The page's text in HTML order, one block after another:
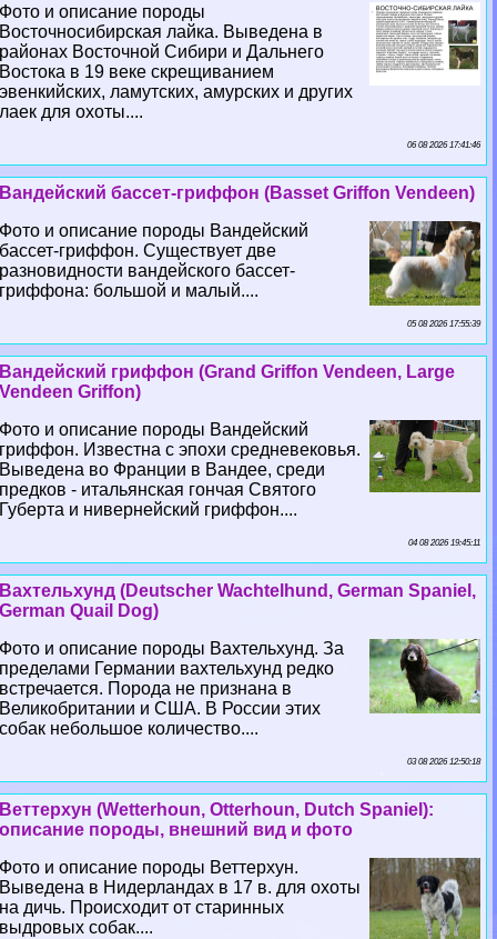
Фото и описание породы
Восточносибирская лайка. Выведена в
районах Восточной Сибири и Дальнего
Востока в 19 веке скрещиванием
эвенкийских, ламутских, амурских и других
лаек для охоты....
06 08 2026 17:41:46
Вандейский бассет-гриффон (Basset Griffon Vendeen)
Фото и описание породы Вандейский
бассет-гриффон. Существует две
разновидности вандейского бассет-
гриффона: большой и малый....
05 08 2026 17:55:39
Вандейский гриффон (Grand Griffon Vendeen, Large
Vendeen Griffon)
Фото и описание породы Вандейский
гриффон. Известна с эпохи средневековья.
Выведена во Франции в Вандее, среди
предков - итальянская гончая Святого
Губерта и нивернейский гриффон....
04 08 2026 19:45:11
Вахтельхунд (Deutscher Wachtelhund, German Spaniel,
German Quail Dog)
Фото и описание породы Вахтельхунд. За
пределами Германии вахтельхунд редко
встречается. Порода не признана в
Великобритании и США. В России этих
собак небольшое количество....
03 08 2026 12:50:18
Веттерхун (Wetterhoun, Otterhoun, Dutch Spaniel):
описание породы, внешний вид и фото
Фото и описание породы Веттерхун.
Выведена в Нидерландах в 17 в. для охоты
на дичь. Происходит от старинных
выдровых собак....